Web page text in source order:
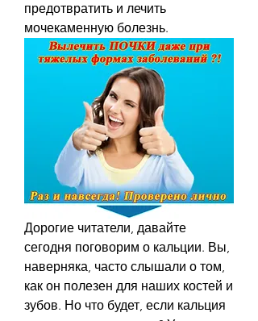
предотвратить и лечить
мочекаменную болезнь.
Дорогие читатели, давайте
сегодня поговорим о кальции. Вы,
наверняка, часто слышали о том,
как он полезен для наших костей и
зубов. Но что будет, если кальция